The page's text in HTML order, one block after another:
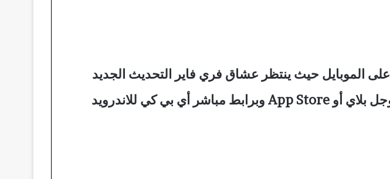
تحميل تحديث Garena Free Fire ob52 الجديد في يناير 2026 على الموبايل حيث ينتظر عشاق فري فاير التحديث الجديد
الذي أصبح التحديث متاحًا للاعبين، ويمكنك تنزيله مباشرةً من جوجل بلاي أو App Store وبرابط مباشر أي بي كي للاندرويد